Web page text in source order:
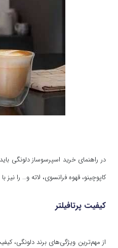
در راهنمای خرید اسپرسوساز دلونگی
کاپوچینو، قهوه فرانسوی، لاته و… را
کیفیت پرتافیلتر
از مهم‌ترین ویژگی‌های برند دلونگی،